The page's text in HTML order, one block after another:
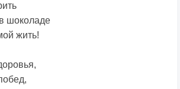
шоколаде
жить!